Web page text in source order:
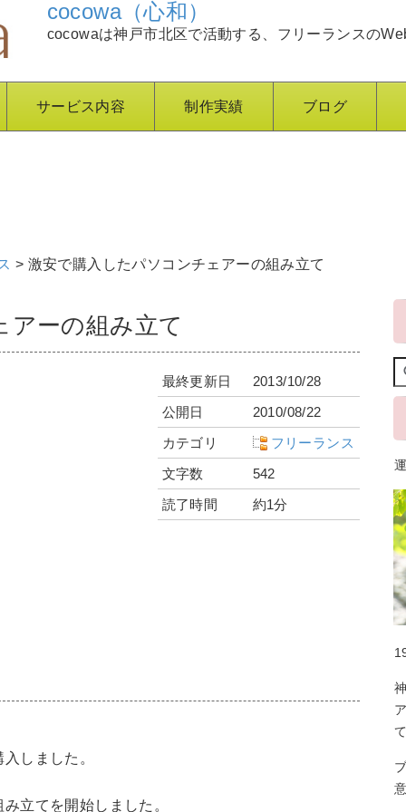
cocowa（心和）
cocowaは神戸市北区で活動する、フリーランスの
サービス内容 制作実績 ブログ
> 激安で購入したパソコンチェアーの組み立て
アーの組み立て
最終更新日
2013/10/28
公開日
2010/08/22
カテゴリ
フリーランス
文字数
542
読了時間
約1分
しました。
立てを開始しました。